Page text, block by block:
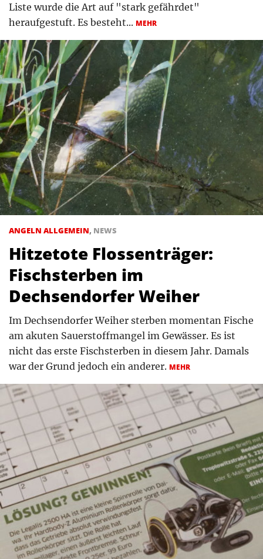
Liste wurde die Art auf "stark gefährdet"
heraufgestuft. Es besteht... MEHR
ANGELN ALLGEMEIN, NEWS
Hitzetote Flossenträger:
Fischsterben im
Dechsendorfer Weiher
Im Dechsendorfer Weiher sterben momentan Fische
am akuten Sauerstoffmangel im Gewässer. Es ist
nicht das erste Fischsterben in diesem Jahr. Damals
war der Grund jedoch ein anderer. MEHR